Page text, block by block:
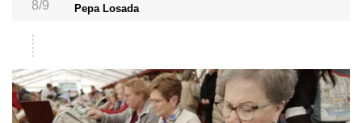
8/9 Pepa Losada